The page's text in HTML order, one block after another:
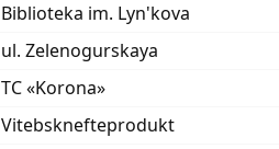
Biblioteka im. Lyn'kova
ul. Zelenogurskaya
TC «Korona»
Vitebsknefteprodukt